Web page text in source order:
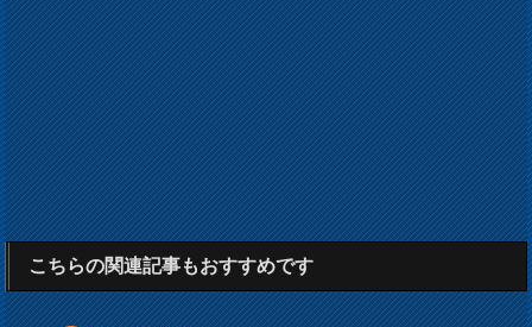
こちらの関連記事もおすすめです